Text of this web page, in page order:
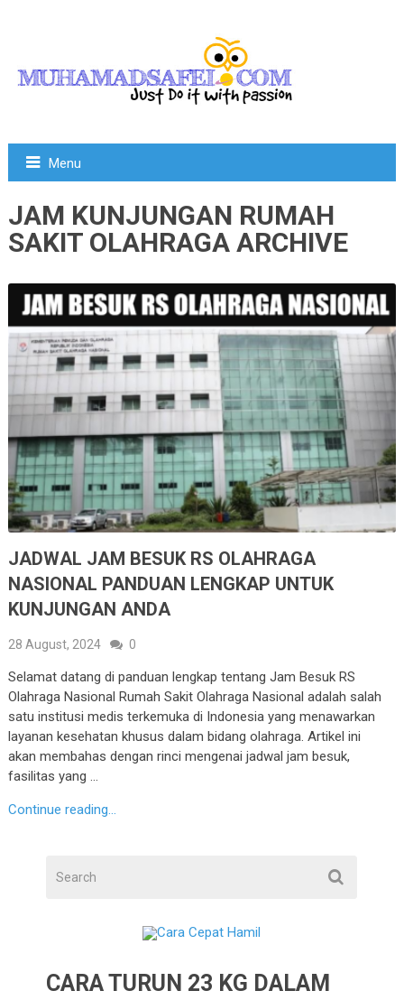
Menu
JAM KUNJUNGAN RUMAH
SAKIT OLAHRAGA ARCHIVE
JADWAL JAM BESUK RS OLAHRAGA
NASIONAL PANDUAN LENGKAP UNTUK
KUNJUNGAN ANDA
28 August, 2024 0
Selamat datang di panduan lengkap tentang Jam Besuk RS
Olahraga Nasional Rumah Sakit Olahraga Nasional adalah salah
satu institusi medis terkemuka di Indonesia yang menawarkan
layanan kesehatan khusus dalam bidang olahraga. Artikel ini
akan membahas dengan rinci mengenai jadwal jam besuk,
fasilitas yang …
Continue reading...
CARA TURUN 23 KG DALAM